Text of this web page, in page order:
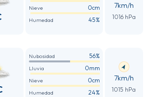
Nieve 0cm
Humedad 45%
7km/h
1016 hPa
Nubosidad 56%
Lluvia 0mm
Nieve 0cm
Humedad 24%
7km/h
1015 hPa